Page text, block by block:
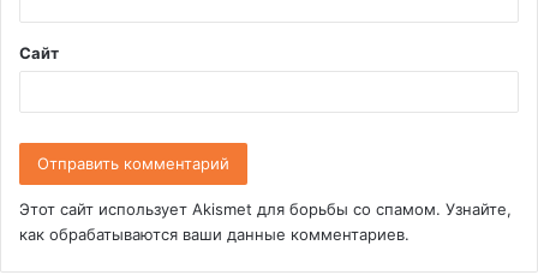
*
Сайт
Этот сайт использует Akismet для борьбы со спамом. Узнайте,
как обрабатываются ваши данные комментариев.